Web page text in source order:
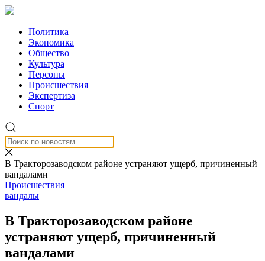
Политика
Экономика
Общество
Культура
Персоны
Происшествия
Экспертиза
Спорт
В Тракторозаводском районе устраняют ущерб, причиненный
вандалами
Происшествия
вандалы
В Тракторозаводском районе
устраняют ущерб, причиненный
вандалами